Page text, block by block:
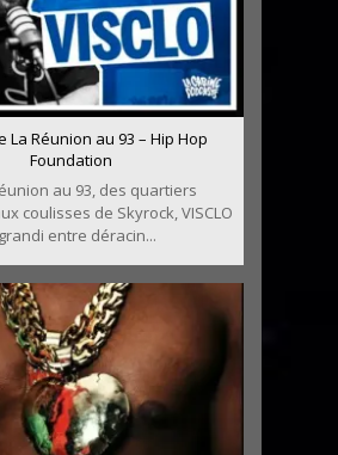
La Réunion au 93 – Hip Hop
Foundation
au 93, des quartiers
coulisses de Skyrock, VISCLO
entre déracin...